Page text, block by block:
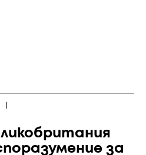
|
за